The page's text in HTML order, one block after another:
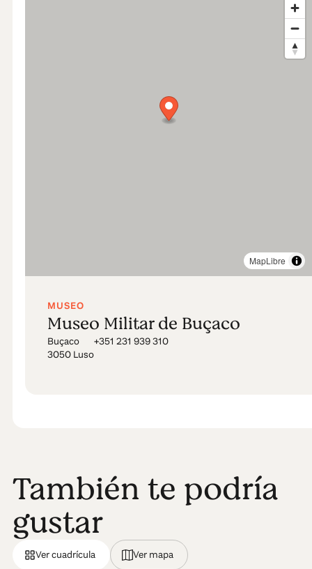
MUSEO
Museo Militar de Buçaco
Buçaco
3050 Luso
+351 231 939 310
MapLibre
También te podría
gustar
Ver cuadrícula Ver mapa